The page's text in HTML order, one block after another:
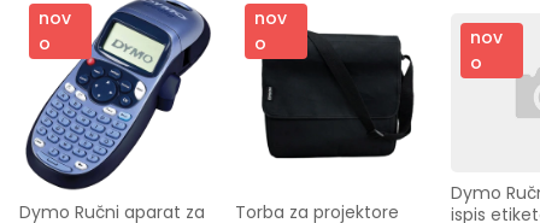
nov
o
Dymo Ručni aparat za
nov
o
Torba za projektore
nov
o
Dymo
ispis